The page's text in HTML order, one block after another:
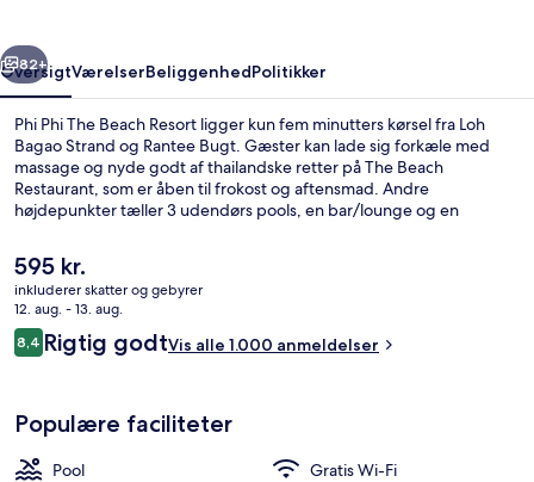
Næste
82+
OversigtVærelserBeliggenhedPolitikker
Phi Phi The Beach Resort ligger kun fem minutters kørsel fra Loh
Bagao Strand og Rantee Bugt. Gæster kan lade sig forkæle med
massage og nyde godt af thailandske retter på The Beach
Restaurant, som er åben til frokost og aftensmad. Andre
højdepunkter tæller 3 udendørs pools, en bar/lounge og en
beliggenhed ved stranden.
Den
nuværende
pris
er
595 kr.
595 kr.
inkluderer skatter og gebyrer
12. aug. - 13. aug.
Anmeldelser
8,48,4 ud af 10.
Rigtig godtVis alle 1.000 anmeldelser
Populære faciliteter
Pool
Gratis Wi-Fi